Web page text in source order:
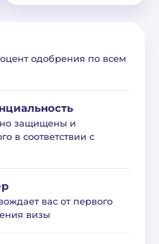
одобрения по всем
защищены и
в соответствии с
вас от первого
визы